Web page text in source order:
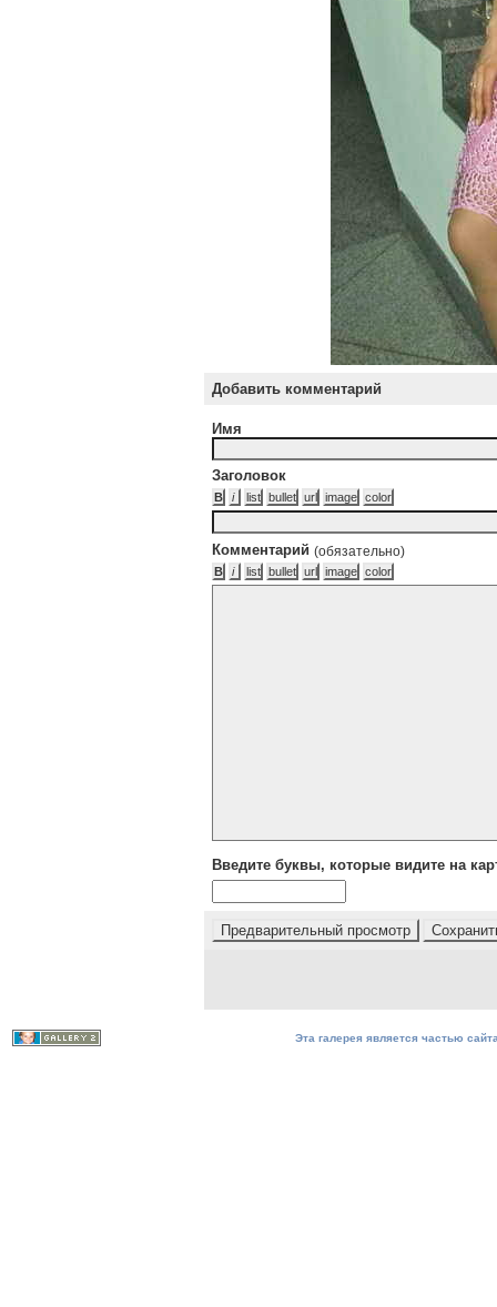
Добавить комментарий
Имя
Заголовок
Комментарий (обязательно)
Введите буквы, которые видите на
Эта галерея является частью